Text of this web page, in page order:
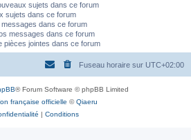
sujets dans ce forum
sujets dans ce forum
dans ce forum
messages dans ce forum
pièces jointes dans ce forum
Fuseau horaire sur UTC+02:00
® Forum Software © phpBB Limited
française officielle ©Qiaeru
| Conditions